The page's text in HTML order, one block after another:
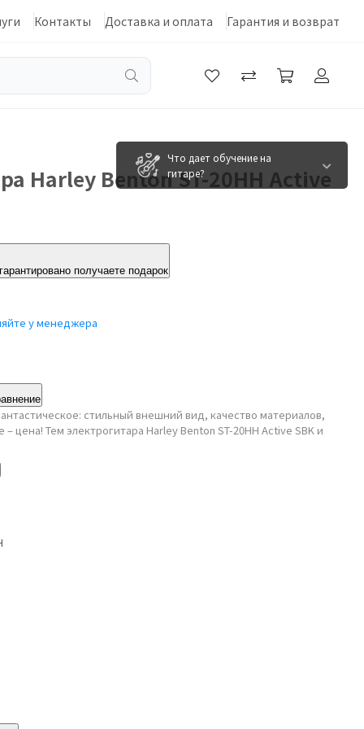
Контакты Доставка и оплата Гарантия и возврат
Что дает обучение на
гитаре?
Harley Benton ST-20HH Active
получаете подарок
у менеджера
стильный внешний вид, качество материалов,
цена! Тем электрогитара Harley Benton ST-20HH Active SBK и